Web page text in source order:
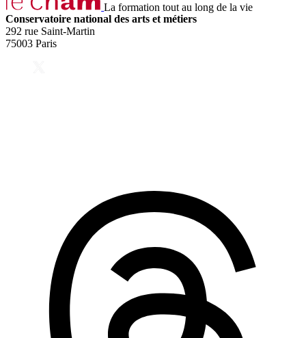
La formation tout au long de la vie
Conservatoire national des arts et métiers
292 rue Saint-Martin
75003 Paris